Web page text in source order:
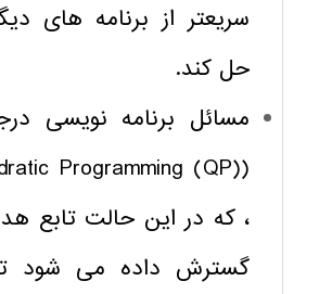
سریعتر از برنامه های
حل کند.
مسائل برنامه نویسی
گسترش داده می شود